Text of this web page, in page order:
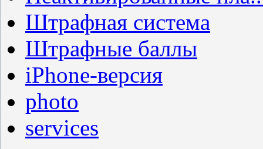
Штрафная система
Штрафные баллы
iPhone-версия
photo
services